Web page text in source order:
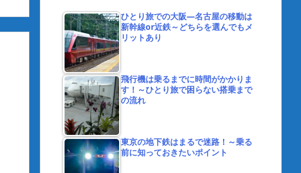
ひとり旅での大阪―名古屋の移動は
新幹線or近鉄～どちらを選んでもメ
リットあり
飛行機は乗るまでに時間がかかりま
す！～ひとり旅で困らない搭乗まで
の流れ
東京の地下鉄はまるで迷路！～乗る
前に知っておきたいポイント